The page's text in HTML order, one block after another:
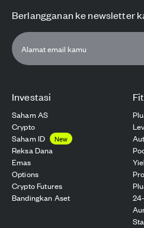
Investasi
Saham AS
Crypto
Saham ID
New
Reksa Dana
Emas
Options
Crypto Futures
Bandingkan Aset
Berlangganan ke newsletter